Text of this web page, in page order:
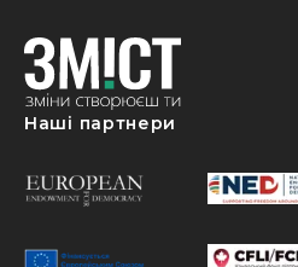
Наші партнери